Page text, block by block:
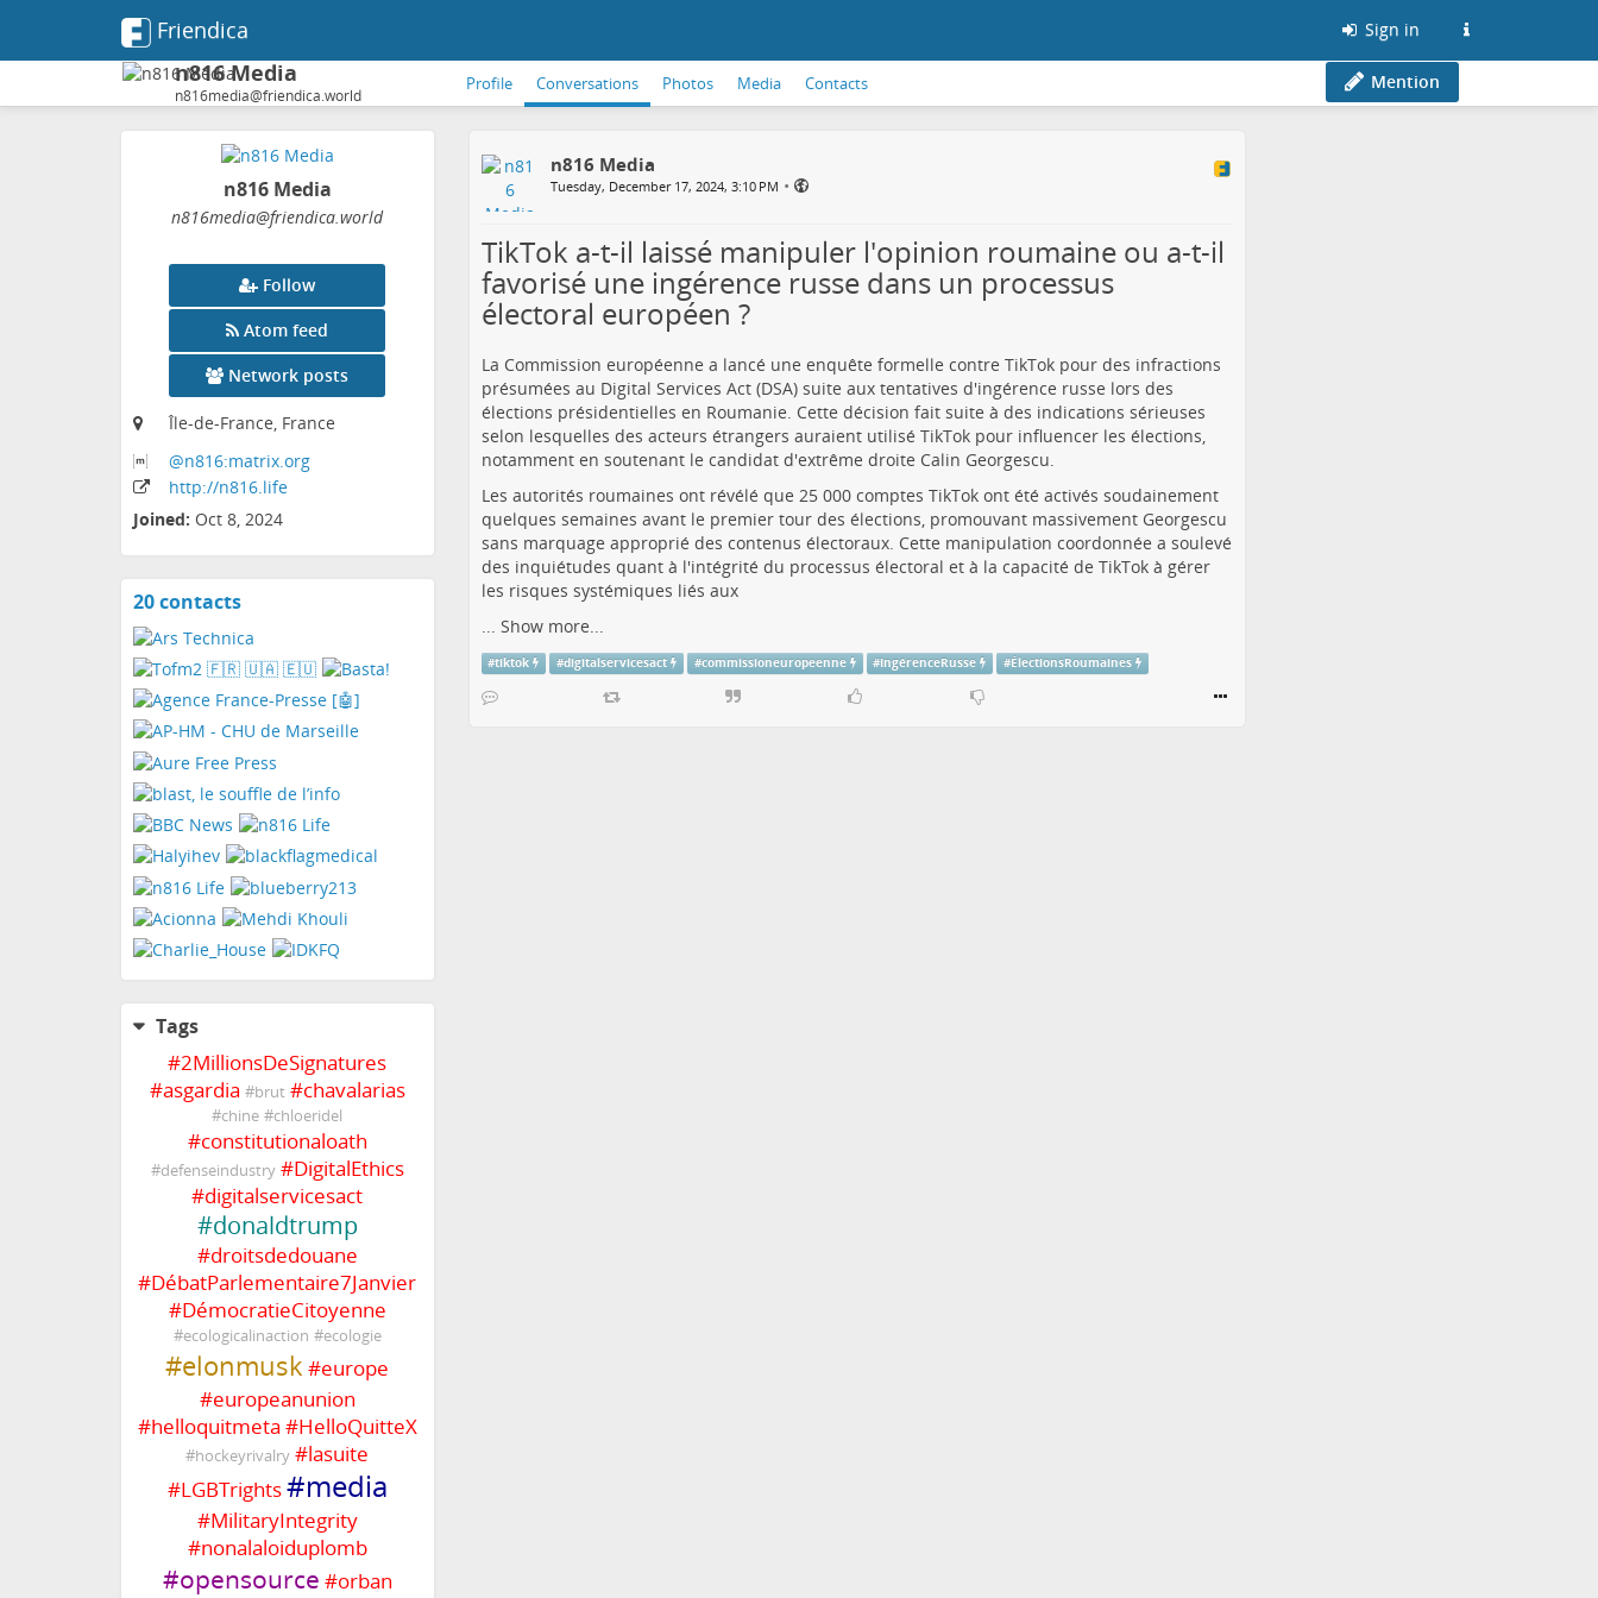
Friendica Sign in
n816 Media
n816media@friendica.world
Profile Conversations Photos Media Contacts Mention
n816 Media
n816media@friendica.world
Follow
Atom feed
Network posts
Île-de-France, France
@n816:matrix.org
http://n816.life
Joined: Oct 8, 2024
20 contactsView
Tags
#2MillionsDeSignatures
#asgardia #brut #chavalarias
#chine #chloeridel
#constitutionaloath
#defenseindustry #DigitalEthics
#digitalservicesact
#donaldtrump
#droitsdedouane
#DébatParlementaire7Janvier
#DémocratieCitoyenne
#ecologicalinaction #ecologie
#elonmusk #europe
#europeanunion
#helloquitmeta #HelloQuitteX
#hockeyrivalry #lasuite
#LGBTrights#media
#MilitaryIntegrity
#nonalaloiduplomb
#opensource #orban
n816 Media
Tuesday, December 17, 2024, 3:10 PM •
TikTok a-t-il laissé manipuler l'opinion roumaine ou a-t-il
favorisé une ingérence russe dans un processus
électoral européen ?
La Commission européenne a lancé une enquête formelle contre TikTok pour des infractions
présumées au Digital Services Act (DSA) suite aux tentatives d'ingérence russe lors des
élections présidentielles en Roumanie. Cette décision fait suite à des indications sérieuses
selon lesquelles des acteurs étrangers auraient utilisé TikTok pour influencer les élections,
notamment en soutenant le candidat d'extrême droite Calin Georgescu.
Les autorités roumaines ont révélé que 25 000 comptes TikTok ont été activés soudainement
quelques semaines avant le premier tour des élections, promouvant massivement Georgescu
sans marquage approprié des contenus électoraux. Cette manipulation coordonnée a soulevé
des inquiétudes quant à l'intégrité du processus électoral et à la capacité de TikTok à gérer
les risques systémiques liés aux
... Show more...
#tiktok #digitalservicesact #commissioneuropeenne #IngérenceRusse #ÉlectionsRoumaines